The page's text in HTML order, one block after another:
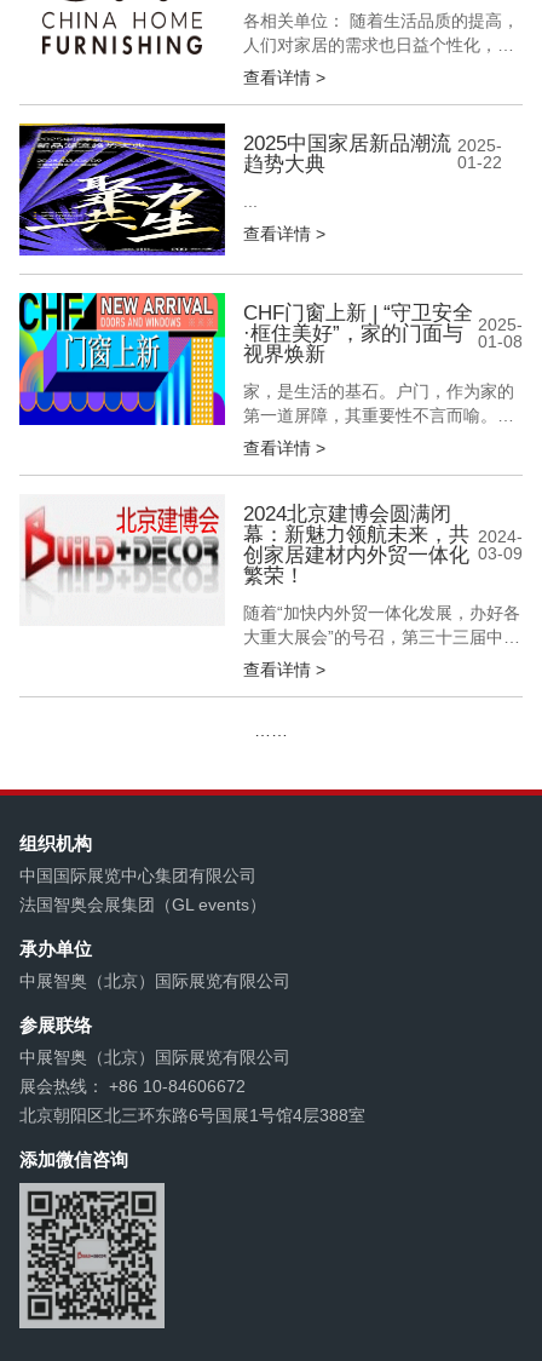
秀代表。她的店面坐落在繁华的...
各相关单位： 随着生活品质的提高，
人们对家居的需求也日益个性化，定
制家居应运而生，成为现代家居装修
打造合适的家具，实现日常的便利性
和空间的最大化利用。在材质、颜
家居空间更...
查看详情 >
2025中国家居新品潮流
趋势大典
2025-
01-22
查看详情 >
CHF门窗上新 | “守卫安全
·框住美好”，家的门面与
视界焕新
2025-
01-08
家，是生活的基石。户门，作为家的
第一道屏障，其重要性不言而喻。一
扇坚固精美的户门，是家的忠诚“卫
住了四季变换的美景，更能有效阻隔
外界噪音，营造一方静谧空间。从户
门到门窗，每一次的更新换代，是安
全与美好的共融，也是对生活品质的
执...
查看详情 >
2024北京建博会圆满闭
幕：新魅力领航未来，共
创家居建材内外贸一体化
繁荣！
2024-
03-09
随着“加快内外贸一体化发展，办好各
大重大展会”的号召，第三十三届中国
（北京）国际建筑装饰及材料博览会
2024年以“全品类定制，全链路打
查看详情 >
组织机构
中国国际展览中心集团有限公司
法国智奥会展集团（GL events）
承办单位
中展智奥（北京）国际展览有限公司
参展联络
中展智奥（北京）国际展览有限公司
展会热线： +86 10-84606672
北京朝阳区北三环东路6号国展1号馆4层388室
添加微信咨询